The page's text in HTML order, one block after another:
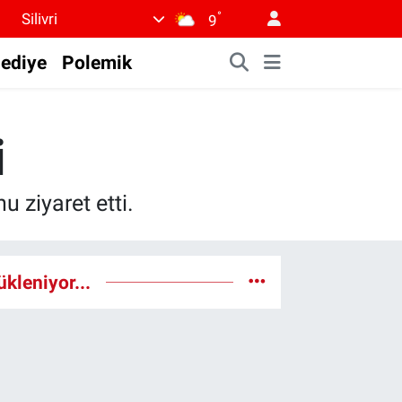
Silivri 9°
Polemik
ziyaret etti.